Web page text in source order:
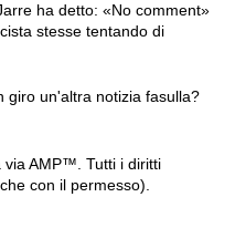
ha detto: «No comment»
stesse tentando di
giro un'altra notizia fasulla?
via AMP™. Tutti i diritti
con il permesso).